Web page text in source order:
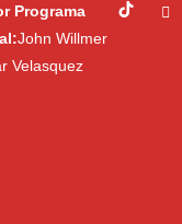
Programa
John Willmer
Velasquez